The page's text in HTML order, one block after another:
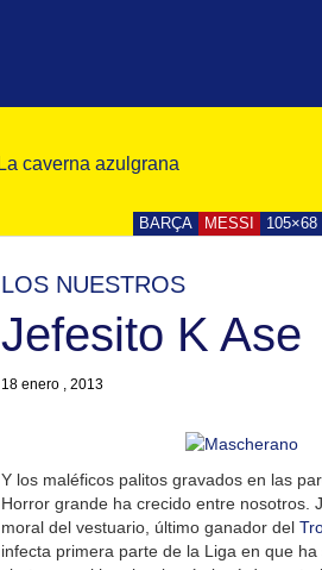
BARÇA MESSI 105×68
LOS NUESTROS
Jefesito K Ase
18 enero , 2013
Y los maléficos palitos gravados en las
Horror grande ha crecido entre nosotros.
moral del vestuario, último ganador del
infecta primera parte de la Liga en que